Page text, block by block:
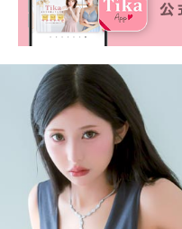
■カラーバリエーション